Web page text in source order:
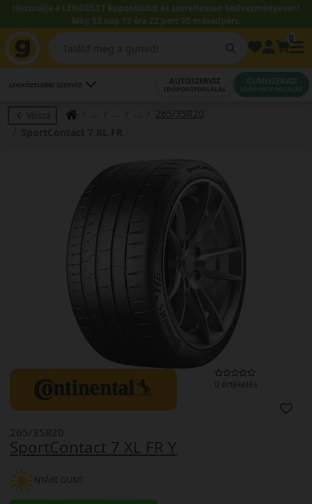
Használja a LENDÜLET kuponkódot és szereltessen kedvezményesen!
Még 53 nap 15 óra 22 perc 05 másodperc.
LEGKÖZELEBBI SZERVIZ AUTÓSZERVIZ
IDŐPONTFOGLALÁS
GUMISZERVIZ
IDŐPONTFOGLALÁS
Vissza
265/35R20
0 értékelés
SportContact 7 XL FR Y
265/35R20
NYÁRI GUMI